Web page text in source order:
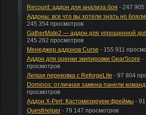
Recount: аддон для анализа боя - 247 905
Аддоны: все что вы хотели знать но
245 354 просмотров
GatherMate2 — аддон для упрощенной
245 282 просмотров
Менеджер аддонов Curse - 155 911
Аддон для оценки экипировки GearScore -
просмотров
Легкая перековка с ReforgeLite - 97 804
Dominos: отличная замена панели команд
просмотров
Аддон X-Perl: Кастомизируем фреймы -
QuestHelper- 79 147 просмотров